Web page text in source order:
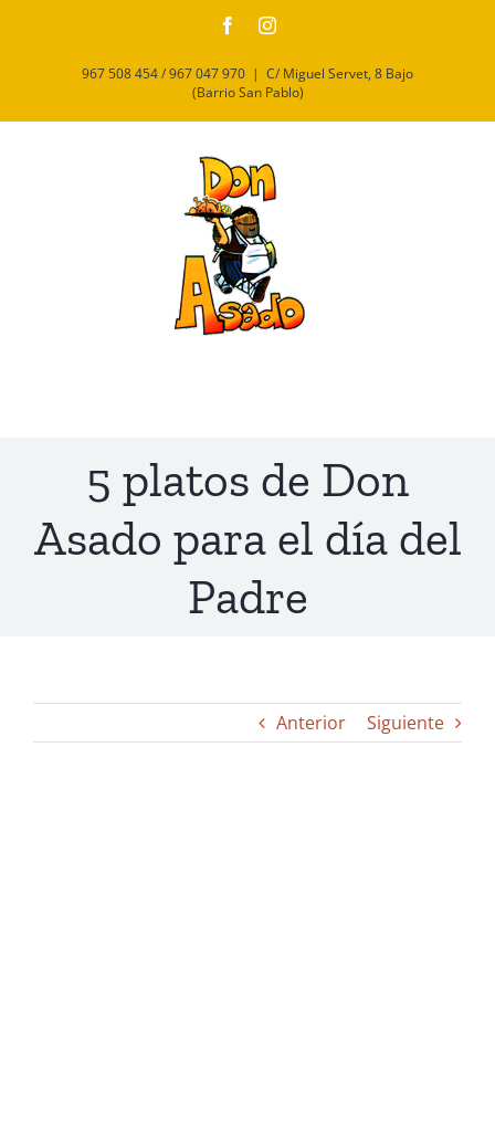
contenido
FacebookInstagram
967 508 454 / 967 047 970 | C/ Miguel Servet, 8 Bajo
(Barrio San Pablo)
5 platos de Don
Asado para el día del
Padre
Anterior Siguiente